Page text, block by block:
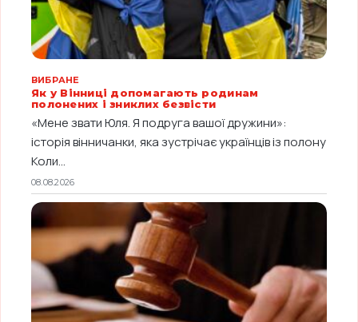
ВИБРАНЕ
Як у Вінниці допомагають родинам
полонених і зниклих безвісти
«Мене звати Юля. Я подруга вашої дружини»:
історія вінничанки, яка зустрічає українців із полону
Коли...
08.08.2026